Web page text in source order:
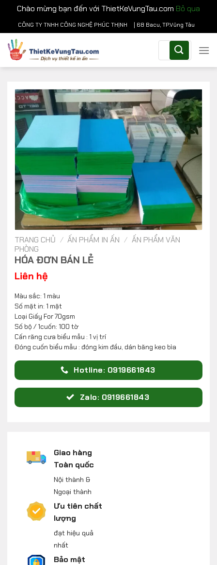
Chào mừng bạn đến với ThietKeVungTau.com Bỏ qua
Chuyển
đến
nội
dung
CÔNG TY TNHH CÔNG NGHỆ PHÚC THỊNH | 68 Bacu, TP.Vũng Tàu
kiếm:
TRANG CHỦ / ẤN PHẨM IN ẤN / ẤN PHẨM VĂN
PHÒNG
HÓA ĐƠN BÁN LẺ
Liên hệ
Màu sắc: 1 màu
Số mặt in: 1 mặt
Loại Giấy For 70gsm
Số bộ / 1cuốn: 100 tờ
Cấn răng cưa biểu mẫu : 1 vị trí
Đóng cuốn biểu mẫu : đóng kim đầu, dán băng keo bìa
Hotline: 0919661843
Zalo: 0919661843
Giao hàng
Toàn quốc
Nội thành &
Ngoại thành
Ưu tiên chất
lượng
đạt hiệu quả
nhất
Bảo mật